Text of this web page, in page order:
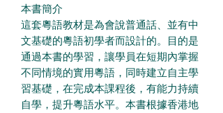
本書簡介
這套粵語教材是為會說普通話、並有中
文基礎的粵語初學者而設計的。目的是
通過本書的學習， 讓學員在短期內掌握
不同情境的實用粵語 ，同時建立自主學
習基礎 ，在完成本課程後，有能力持續
自學，提升粵語水平。本書根據香港地